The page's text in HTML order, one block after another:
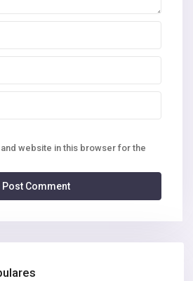
and website in this browser for the